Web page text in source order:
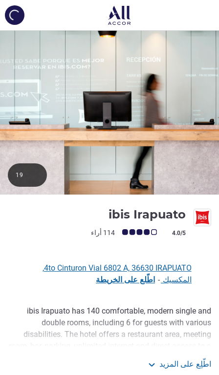
ibis Irapuato
ملاحظة أراء العملاء (رأي ALL)
4.0/5 114 أراء
19
4to Cinturon Vial 6802 A, 36630 IRAPUATO,
المكسيك - اطّلع على الخريطة
الوصف
ibis Irapuato has 140 comfortable, modern single and
double rooms, including 6 for guests with various
disabilities. The hotel offers a restaurant area, meeting
small shopping plaza. It is 30 minutes from the Bajio
International Airport and enjoys a prime location with
اطّلِع على المزيد